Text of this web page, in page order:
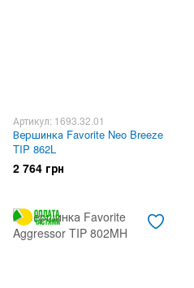
Артикул: 1693.32.01
Вершинка Favorite Neo Breeze
TIP 862L
2 764 грн